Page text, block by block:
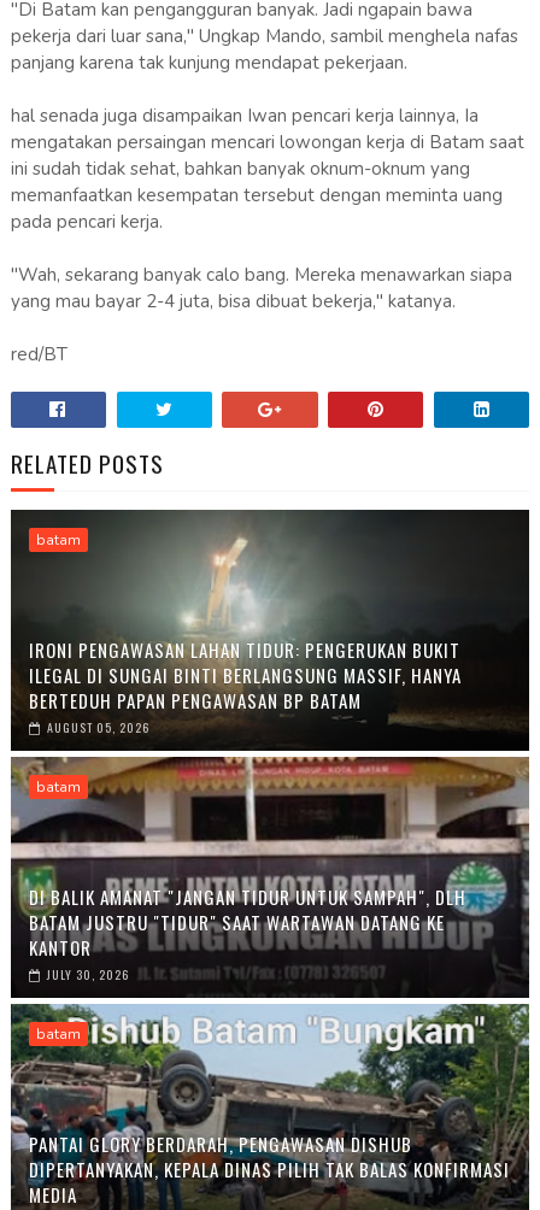
"Di Batam kan pengangguran banyak. Jadi ngapain bawa
pekerja dari luar sana," Ungkap Mando, sambil menghela nafas
panjang karena tak kunjung mendapat pekerjaan.
hal senada juga disampaikan Iwan pencari kerja lainnya, Ia
mengatakan persaingan mencari lowongan kerja di Batam saat
ini sudah tidak sehat, bahkan banyak oknum-oknum yang
memanfaatkan kesempatan tersebut dengan meminta uang
pada pencari kerja.
"Wah, sekarang banyak calo bang. Mereka menawarkan siapa
yang mau bayar 2-4 juta, bisa dibuat bekerja," katanya.
red/BT
RELATED POSTS
batam
IRONI PENGAWASAN LAHAN TIDUR: PENGERUKAN BUKIT
ILEGAL DI SUNGAI BINTI BERLANGSUNG MASSIF, HANYA
BERTEDUH PAPAN PENGAWASAN BP BATAM
AUGUST 05, 2026
batam
DI BALIK AMANAT "JANGAN TIDUR UNTUK SAMPAH", DLH
BATAM JUSTRU "TIDUR" SAAT WARTAWAN DATANG KE
KANTOR
JULY 30, 2026
batam
PANTAI GLORY BERDARAH, PENGAWASAN DISHUB
DIPERTANYAKAN, KEPALA DINAS PILIH TAK BALAS KONFIRMASI
MEDIA